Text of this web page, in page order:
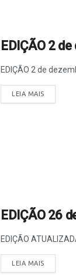
EDIÇÃO 2
EDIÇÃO 2 de
LEIA MAIS
EDIÇÃO 26
EDIÇÃO
LEIA MAIS